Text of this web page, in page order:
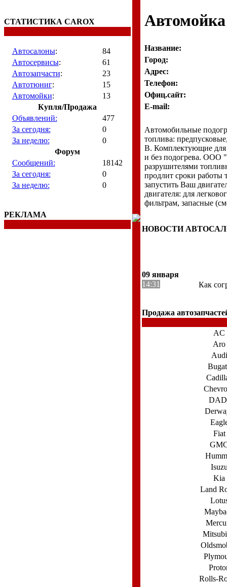
СТАТИСТИКА CAROX
Автосалоны:
84
Автосервисы:
61
Автозапчасти:
23
Автотюниг:
15
Автомойки:
13
Купля/Продажа
Объявлений:
477
За сегодня:
0
За неделю:
0
Форум
Сообщений:
18142
За сегодня:
0
За неделю:
0
РЕКЛАМА
Название:
Город:
Адрес:
Телефон:
Офиц.сайт:
E-mail:
Автомобильные
топлива:
В. Комплектующие для
и без подогрева. ООО
разрушителями
продлит сроки работы
запустить Ваш
двигателя: для
фильтрам, запасные
НОВОСТИ
09 января
14:31
Как
Продажа
AC
Aro
Audi
Fiat
Kia
Land
Rolls-